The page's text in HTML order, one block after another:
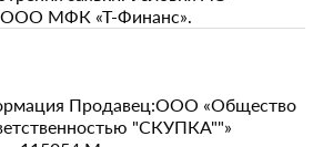
ООО МФК «Т-Финанс».
Продавец:ООО «Общество
"СКУПКА""»